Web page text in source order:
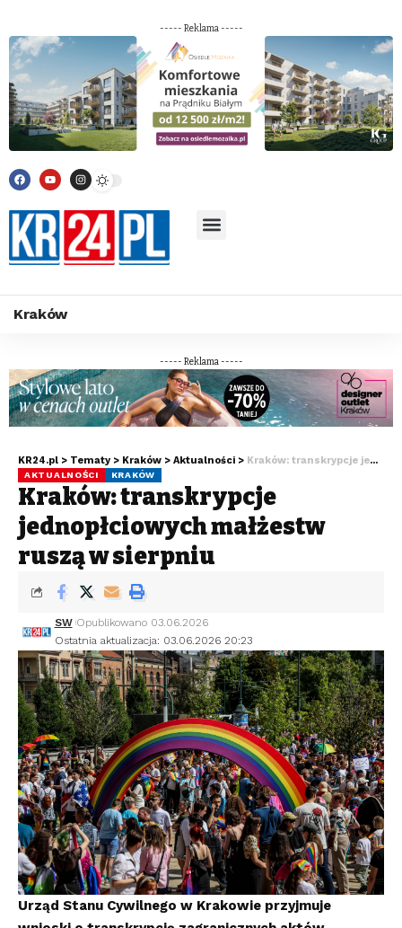
----- Reklama -----
Kraków
----- Reklama -----
KR24.pl > Tematy > Kraków > Aktualności > Kraków: transkrypcje jednopłciowych małżeństw ruszą w sierpniu
AKTUALNOŚCI KRAKÓW
Kraków: transkrypcje
jednopłciowych małżeństw
ruszą w sierpniu
Ostatnia aktualizacja: 03.06.2026 20:23
SW Opublikowano 03.06.2026
Urząd Stanu Cywilnego w Krakowie przyjmuje